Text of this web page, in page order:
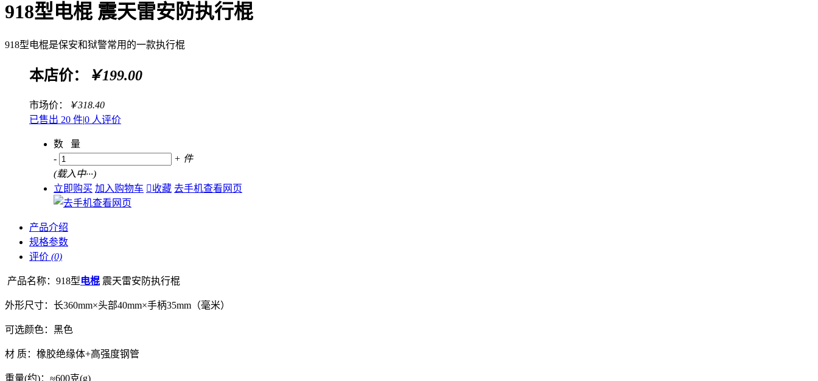
918型电棍 震天雷安防执行棍
918型电棍是保安和狱警常用的一款执行棍
本店价： ￥199.00
市场价：
￥318.40
已售出 20 件|0 人评价
数 量
-
+ 件
(载入中···)
立即购买 加入购物车 收藏 去手机查看网页
产品介绍
规格参数
评价 (0)
产品名称：918型电棍 震天雷安防执行棍
外形尺寸：长360mm×头部40mm×手柄35mm（毫米）
可选颜色：黑色
材 质：橡胶绝缘体+高强度钢管
重量(约)：≈600克(g)